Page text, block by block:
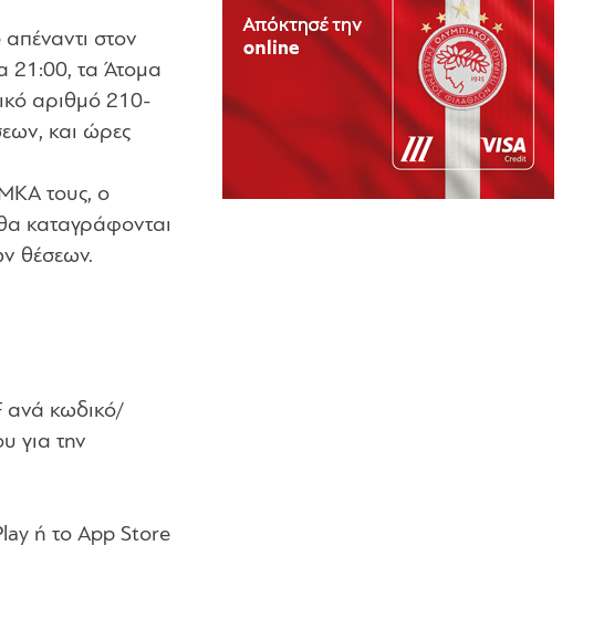
στον
21:00, τα Άτομα
αριθμό 210-
και ώρες
τους, ο
καταγράφονται
θέσεων.
ανά κωδικό/
για την
ή το App Store